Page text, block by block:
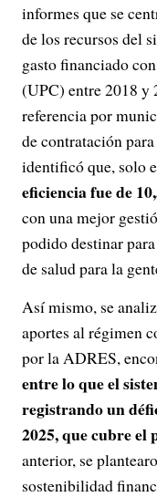
informes que se
de los recursos del
gasto financiado
(UPC) entre 2018 y
referencia por
de contratación
identificó que, solo
eficiencia fue de
con una mejor
podido destinar
de salud para la
Así mismo, se
aportes al régimen
por la ADRES,
entre lo que el
registrando un
2025, que cubre el
anterior, se
sostenibilidad